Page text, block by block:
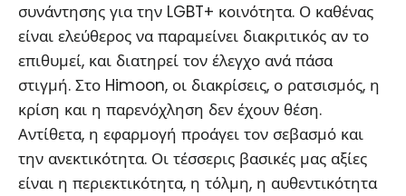
συνάντησης για την LGBT+ κοινότητα. Ο καθένας
είναι ελεύθερος να παραμείνει διακριτικός αν το
επιθυμεί, και διατηρεί τον έλεγχο ανά πάσα
στιγμή. Στο Himoon, οι διακρίσεις, ο ρατσισμός, η
κρίση και η παρενόχληση δεν έχουν θέση.
Αντίθετα, η εφαρμογή προάγει τον σεβασμό και
την ανεκτικότητα. Οι τέσσερις βασικές μας αξίες
είναι η περιεκτικότητα, η τόλμη, η αυθεντικότητα